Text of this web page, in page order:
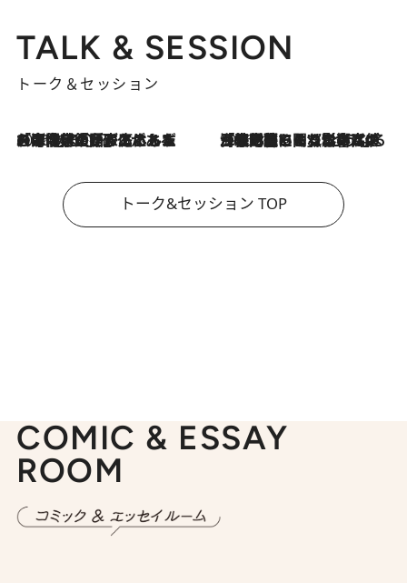
TALK & SESSION
トーク＆セッション
2026.8.3
「今後値上げがあるとすれば…」「リスクがあるのは今年の冬」エネルギー専門家が語る、ホルムズ海峡封鎖が家庭にもたらす“ある心配” 2026.8.3
「住宅建てられない…」「サーチャージ料の高値が続いている」ホルムズ海峡封鎖による影響はいつまで続く？《エネルギー専門家に聞く“どうなる日本の暮らし”》
トーク&セッション TOP
COMIC & ESSAY
ROOM